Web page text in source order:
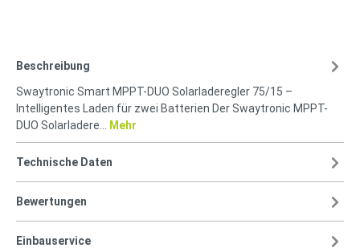
Beschreibung
Swaytronic Smart MPPT-DUO Solarladeregler 75/15 –
Intelligentes Laden für zwei Batterien Der Swaytronic MPPT-
DUO Solarladere…
Mehr
Technische Daten
Bewertungen
Einbauservice